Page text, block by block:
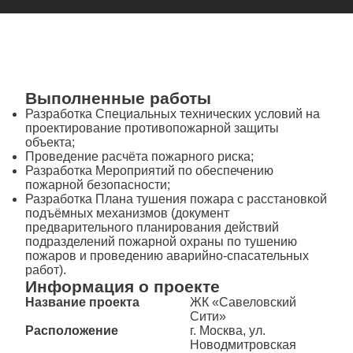
Выполненные работы
Разработка Специальных технических условий на
проектирование противопожарной защиты
объекта;
Проведение расчёта пожарного риска;
Разработка Мероприятий по обеспечению
пожарной безопасности;
Разработка Плана тушения пожара с расстановкой
подъёмных механизмов (документ
предварительного планирования действий
подразделений пожарной охраны по тушению
пожаров и проведению аварийно-спасательных
работ).
Информация о проекте
Название проекта
ЖК «Савеловский
Сити»
Расположение
г. Москва, ул.
Новодмитровская